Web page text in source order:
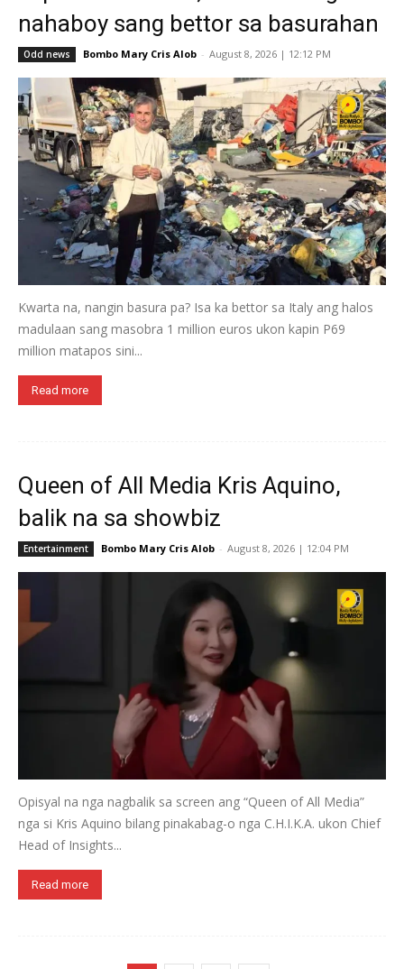
nahaboy sang bettor sa basurahan
Odd news Bombo Mary Cris Alob - August 8, 2026 | 12:12 PM
Kwarta na, nangin basura pa? Isa ka bettor sa Italy ang halos
madulaan sang masobra 1 million euros ukon kapin P69
million matapos sini...
Read more
Queen of All Media Kris Aquino,
balik na sa showbiz
Entertainment Bombo Mary Cris Alob - August 8, 2026 | 12:04 PM
Opisyal na nga nagbalik sa screen ang “Queen of All Media”
nga si Kris Aquino bilang pinakabag-o nga C.H.I.K.A. ukon Chief
Head of Insights...
Read more